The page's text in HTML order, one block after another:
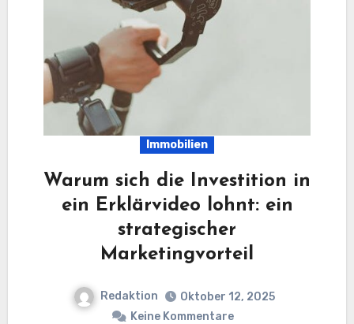
Immobilien
Warum sich die Investition in
ein Erklärvideo lohnt: ein
strategischer
Marketingvorteil
Redaktion
Oktober 12, 2025
Keine Kommentare